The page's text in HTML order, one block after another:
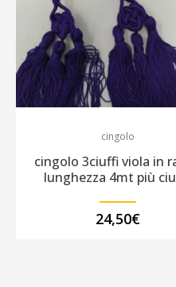
cingolo
cingolo 3ciuffi viola in
lunghezza 4mt più
24,50€